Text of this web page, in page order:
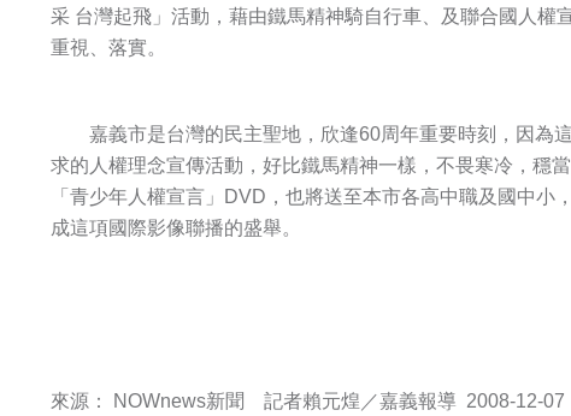
采 台灣起飛」活動，藉由鐵馬精神騎自行車、及聯合國人
重視、落實。
嘉義市是台灣的民主聖地，欣逢60周年重要時刻，因為
求的人權理念宣傳活動，好比鐵馬精神一樣，不畏寒冷，穩
「青少年人權宣言」DVD，也將送至本市各高中職及國中
成這項國際影像聯播的盛舉。
來源： NOWnews新聞 記者賴元煌／嘉義報導 2008-12-07